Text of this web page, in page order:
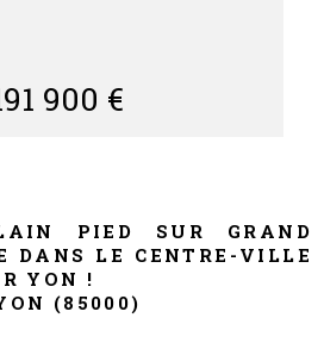
900 €
PIED SUR GRAND
DANS LE CENTRE-VILLE
YON !
(85000)